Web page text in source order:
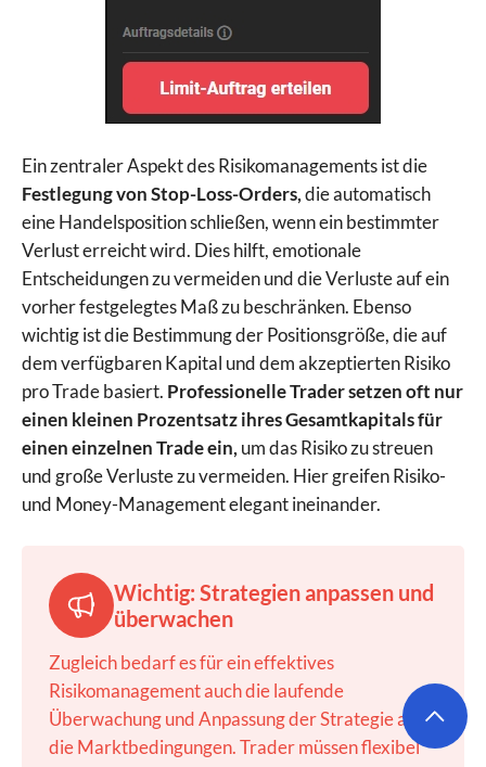
Ein zentraler Aspekt des Risikomanagements ist die
Festlegung vonStop-Loss-Orders,die automatisch
eine Handelsposition schließen, wenn ein bestimmter
Verlust erreicht wird. Dies hilft, emotionale
Entscheidungen zu vermeiden und die Verluste auf ein
vorher festgelegtes Maß zu beschränken. Ebenso
wichtig ist die Bestimmung der Positionsgröße, die auf
dem verfügbaren Kapital und dem akzeptierten Risiko
pro Trade basiert. Professionelle Trader setzen oft nur
einen kleinen Prozentsatz ihres Gesamtkapitals für
einen einzelnen Trade ein, um das Risiko zu streuen
und große Verluste zu vermeiden. Hier greifen Risiko-
und Money-Management elegant ineinander.
Wichtig: Strategien anpassen und
überwachen
Zugleich bedarf es für ein effektives
Risikomanagement auch die laufende
Überwachung und Anpassung der Strategie an
die Marktbedingungen. Trader müssen flexibel